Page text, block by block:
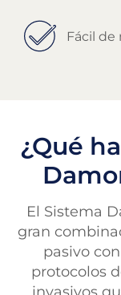
Fácil
¿Qué
El Sistema
gran
pasivo
protocolos